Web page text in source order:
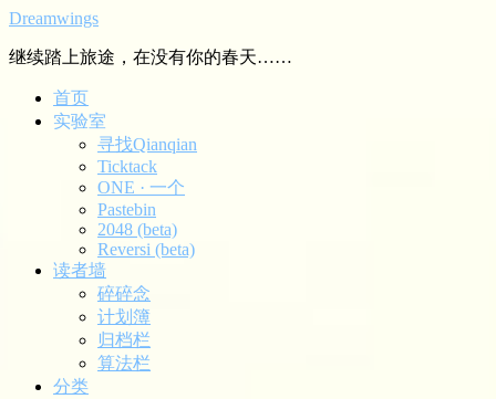
Dreamwings
继续踏上旅途，在没有你的春天……
首页
实验室
寻找Qianqian
Ticktack
ONE · 一个
Pastebin
2048 (beta)
Reversi (beta)
读者墙
碎碎念
计划簿
归档栏
算法栏
分类